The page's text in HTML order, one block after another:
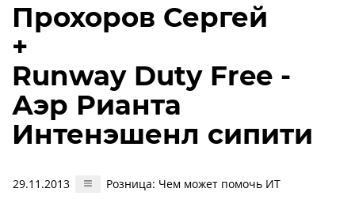
Прохоров Сергей
+
Runway Duty Free -
Аэр Рианта
Интенэшенл сипити
29.11.2013 Розница: Чем может помочь ИТ